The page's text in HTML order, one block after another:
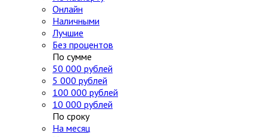
Онлайн
Наличными
Лучшие
Без процентов
По сумме
50 000 рублей
5 000 рублей
100 000 рублей
10 000 рублей
По сроку
На месяц